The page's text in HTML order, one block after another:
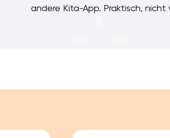
andere Kita-App. Praktisch, nicht